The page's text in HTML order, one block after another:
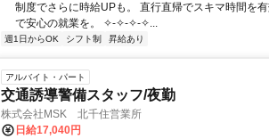
制度でさらに時給UPも。 直行直帰でスキマ時間を
で安心の就業を。 ✧-✧-✧-✧...
週1日からOK シフト制 昇給あり
アルバイト・パート
交通誘導警備スタッフ/夜勤
株式会社MSK 北千住営業所
日給17,040円